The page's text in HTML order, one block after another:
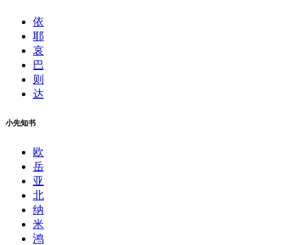
依
耶
哀
巴
则
达
小先知书
欧
岳
亚
北
纳
米
鸿